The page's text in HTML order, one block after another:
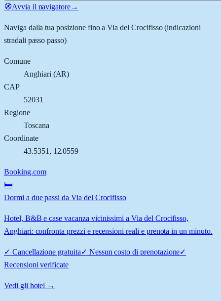
🧭Avvia il navigatore→
Naviga dalla tua posizione fino aVia del Crocifisso(indicazioni
stradali passo passo)
Comune
Anghiari (AR)
CAP
52031
Regione
Toscana
Coordinate
43.5351 , 12.0559
Booking.com
🛏️
Dormi a due passi da Via del Crocifisso
Hotel, B&B e case vacanza vicinissimi a Via del Crocifisso,
Anghiari: confronta prezzi e recensioni reali e prenota in un minuto.
✓ Cancellazione gratuita✓ Nessun costo di prenotazione✓
Recensioni verificate
Vedi gli hotel →